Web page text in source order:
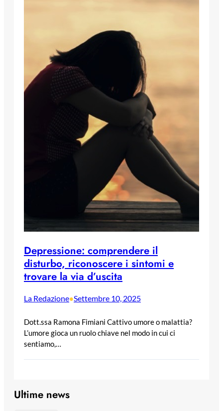
Depressione: comprendere il
disturbo, riconoscere i sintomi e
trovare la via d’uscita
La Redazione•Settembre 10, 2025
Dott.ssa Ramona Fimiani Cattivo umore o malattia?
L’umore gioca un ruolo chiave nel modo in cui ci
sentiamo,…
Ultime news